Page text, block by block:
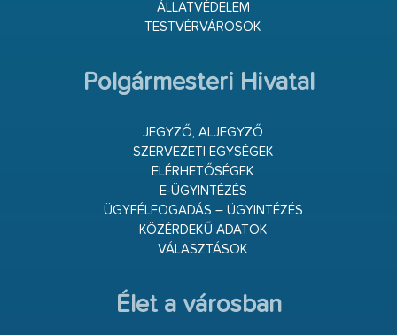
ÁLLATVÉDELEM
TESTVÉRVÁROSOK
Polgármesteri Hivatal
JEGYZŐ, ALJEGYZŐ
SZERVEZETI EGYSÉGEK
ELÉRHETŐSÉGEK
E-ÜGYINTÉZÉS
ÜGYFÉLFOGADÁS – ÜGYINTÉZÉS
KÖZÉRDEKŰ ADATOK
VÁLASZTÁSOK
Élet a városban